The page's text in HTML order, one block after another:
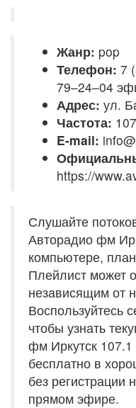
Жанр: pop
Телефон: 7
79–24–04
Адрес: ул.
Частота:
E-mail:
https://
Слушайте
Авторадио фм
компьютере,
Плейлист может
независящим от
Воспользуйтесь
чтобы узнать
фм Иркутск
бесплатно в
без регистрации
прямом эфире.